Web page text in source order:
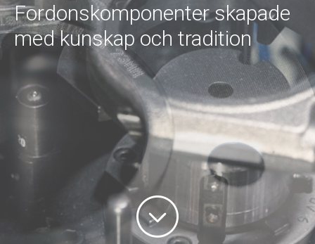
Fordonskomponenter skapade
med kunskap och tradition